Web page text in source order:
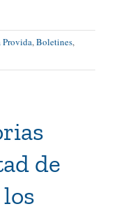
, Boletines,
de